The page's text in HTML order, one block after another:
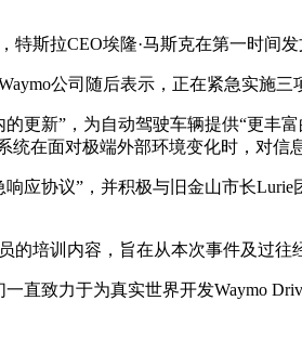
特斯拉CEO埃隆·马斯克在第一时间
公司随后表示，正在紧急实施
的更新”，为自动驾驶车辆提供“更
统在面对极端外部环境变化时，对信
响应协议”，并积极与旧金山市长
的培训内容，旨在从本次事件及过
一直致力于为真实世界开发Waymo